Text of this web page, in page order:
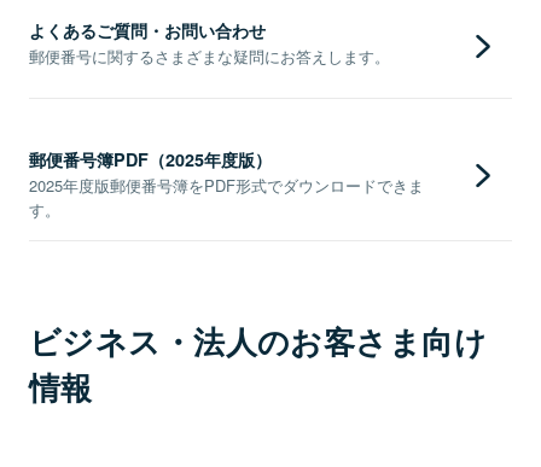
よくあるご質問・お問い合わせ
郵便番号に関するさまざまな疑問にお答えします。
郵便番号簿PDF（2025年度版）
2025年度版郵便番号簿をPDF形式でダウンロードできま
す。
ビジネス・法人のお客さま向け
情報